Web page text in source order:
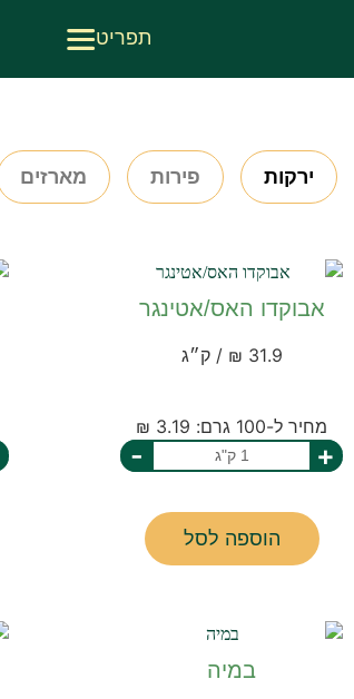
תפריט
ירקות פירות מארזים
אבוקדו האס/אטינגר
31.9 ₪ / ק״ג
מחיר ל-100 גרם: 3.19 ₪
+
-
הוספה לסל
במיה